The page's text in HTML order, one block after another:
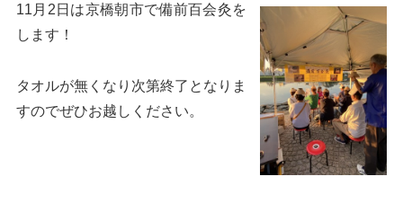
11月2日は京橋朝市で備前百会灸を
します！
タオルが無くなり次第終了となりま
すのでぜひお越しください。